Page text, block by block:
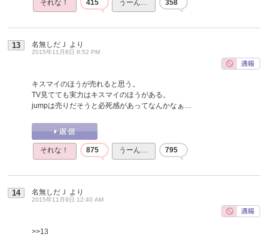
それな！ 415 うーん… 358
13 名無しだＪ より
2015年11月8日 8:52 PM
キスマイのほうが売れると思う。
TV見てても実力はキスマイのほうがある。
jumpは売りだそうと必死感があってなんかなぁ…
それな！ 875 うーん… 795
14 名無しだＪ より
2015年11月9日 12:40 AM
>>13